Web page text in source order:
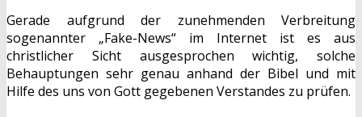
Gerade aufgrund der zunehmenden Verbreitung
sogenannter „Fake-News“ im Internet ist es aus
christlicher Sicht ausgesprochen wichtig, solche
Behauptungen sehr genau anhand der Bibel und mit
Hilfe des uns von Gott gegebenen Verstandes zu prüfen.